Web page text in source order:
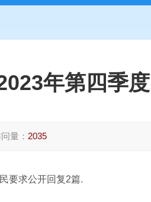
年第四季
量： 2035
要求公开回复2篇.